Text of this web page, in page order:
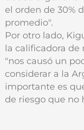
el orden de 30%
promedio".
Por otro lado,
la calificadora de
"nos causó un
considerar a la
importante es
de riesgo que no